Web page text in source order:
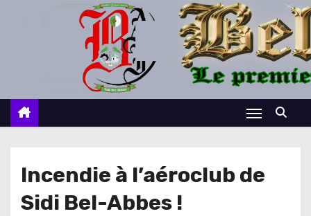
c
Incendie à l’aéroclub de
Sidi Bel-Abbes !